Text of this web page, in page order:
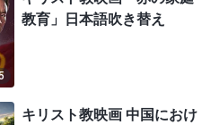
教育」日本語吹き替え
キリスト教映画 中国におけ